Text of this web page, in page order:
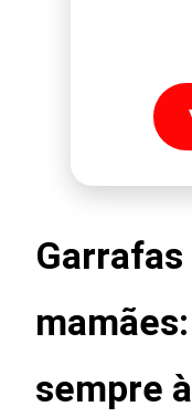
sempre